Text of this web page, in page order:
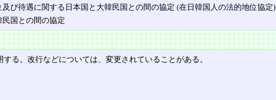
び待遇に関する日本国と大韓民国との間の協定 (在日韓国人の法的地位協定)
国との間の協定
る。改行などについては、変更されていることがある。